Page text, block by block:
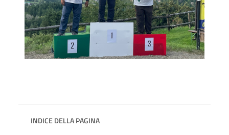
INDICE DELLA PAGINA